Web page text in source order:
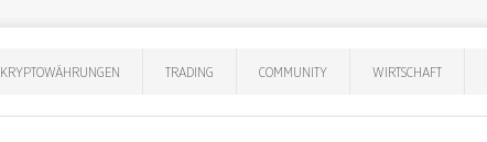
KRYPTOWÄHRUNGEN TRADING COMMUNITY WIRTSCHAFT